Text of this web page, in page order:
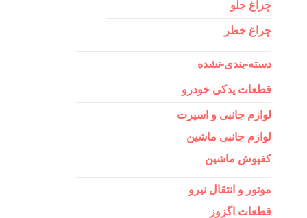
چراغ جلو
چراغ خطر
دسته-بندی-نشده
قطعات یدکی خودرو
لوازم جانبی و اسپرت
لوازم جانبی ماشین
کفپوش ماشین
موتور و انتقال نیرو
قطعات اگزوز